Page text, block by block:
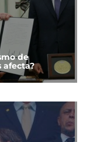
de
afecta?